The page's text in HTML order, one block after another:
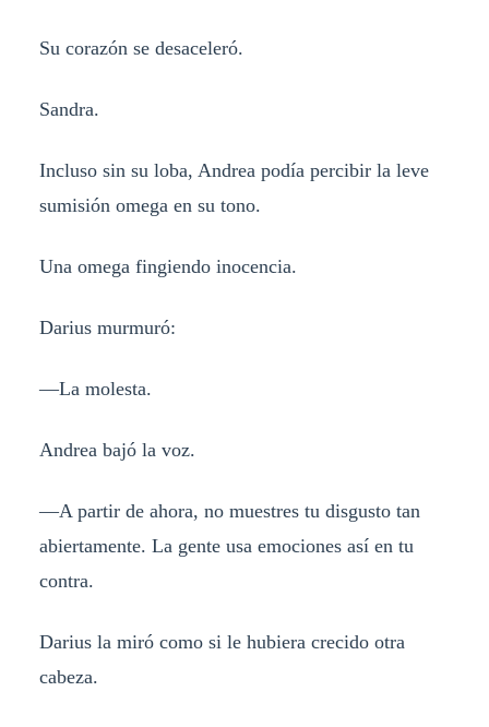
Su corazón se desaceleró.
Sandra.
Incluso sin su loba, Andrea podía percibir la leve
sumisión omega en su tono.
Una omega fingiendo inocencia.
Darius murmuró:
—La molesta.
Andrea bajó la voz.
—A partir de ahora, no muestres tu disgusto tan
abiertamente. La gente usa emociones así en tu
contra.
Darius la miró como si le hubiera crecido otra
cabeza.